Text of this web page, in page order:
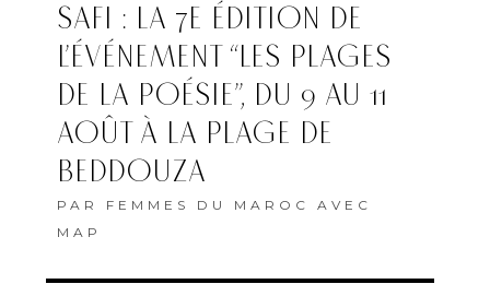
SAFI : LA 7E ÉDITION DE
L’ÉVÉNEMENT “LES PLAGES
DE LA POÉSIE”, DU 9 AU 11
AOÛT À LA PLAGE DE
BEDDOUZA
PAR FEMMES DU MAROC AVEC
MAP